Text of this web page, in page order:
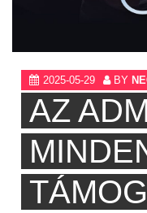
2025-05-29 BY
AZ